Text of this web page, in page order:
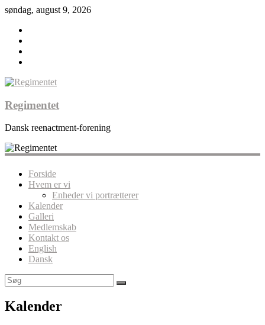
søndag, august 9, 2026
Regimentet
Dansk reenactment-forening
Forside
Hvem er vi
Enheder vi portrætterer
Kalender
Galleri
Medlemskab
Kontakt os
English
Dansk
Kalender